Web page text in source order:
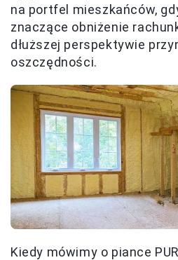
na portfel mieszkańców,
znaczące obniżenie
dłuższej perspektywie
oszczędności.
Kiedy mówimy o piance